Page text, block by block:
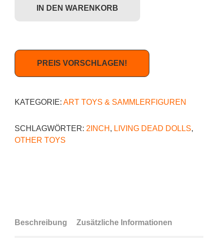
IN DEN WARENKORB
PREIS VORSCHLAGEN!
KATEGORIE: ART TOYS & SAMMLERFIGUREN
SCHLAGWÖRTER: 2INCH , LIVING DEAD DOLLS,
OTHER TOYS
Beschreibung Zusätzliche Informationen